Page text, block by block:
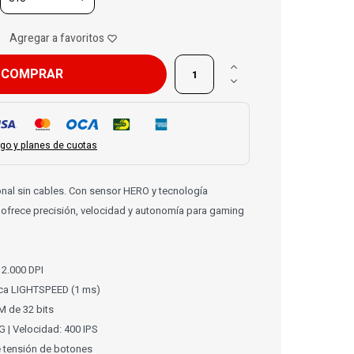
COMPRAR


y planes de cuotas
sin cables. Con sensor HERO y tecnología
ofrece precisión, velocidad y autonomía para gaming
DPI
LIGHTSPEED (1 ms)
de 32 bits
| Velocidad: 400 IPS
tensión de botones